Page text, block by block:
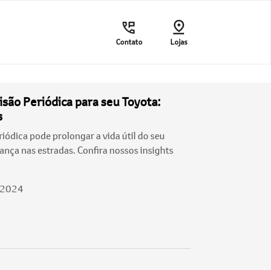
Contato Lojas
Periódica para seu Toyota:
pode prolongar a vida útil do seu
nas estradas. Confira nossos insights